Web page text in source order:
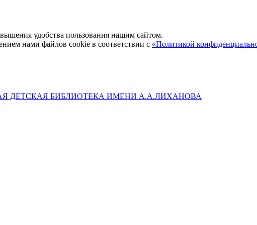
удобства пользования нашим сайтом.
нами файлов cookie в соответствии с «Политикой
ДЕТСКАЯ БИБЛИОТЕКА ИМЕНИ А.А.ЛИХАНОВА